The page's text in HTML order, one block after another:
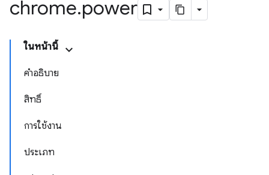
chrome.power
ในหน้านี้
คำอธิบาย
สิทธิ์
การใช้งาน
ประเภท